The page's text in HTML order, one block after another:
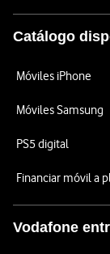
Catálogo
Móviles iPhone
Móviles Samsung
PS5 digital
Financiar móvil a
Vodafone